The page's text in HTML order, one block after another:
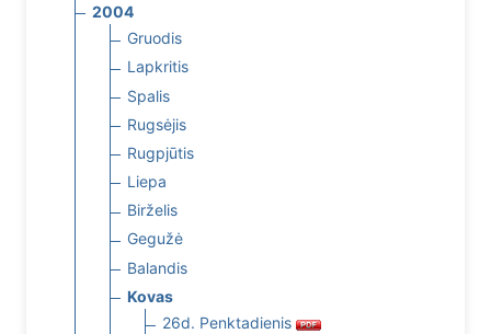
2004
Gruodis
Lapkritis
Spalis
Rugsėjis
Rugpjūtis
Liepa
Birželis
Gegužė
Balandis
Kovas
26d. Penktadienis